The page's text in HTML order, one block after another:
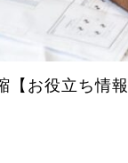
【お役立ち情報